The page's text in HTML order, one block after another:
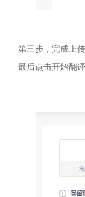
第三步，完成上
最后点击开始翻译